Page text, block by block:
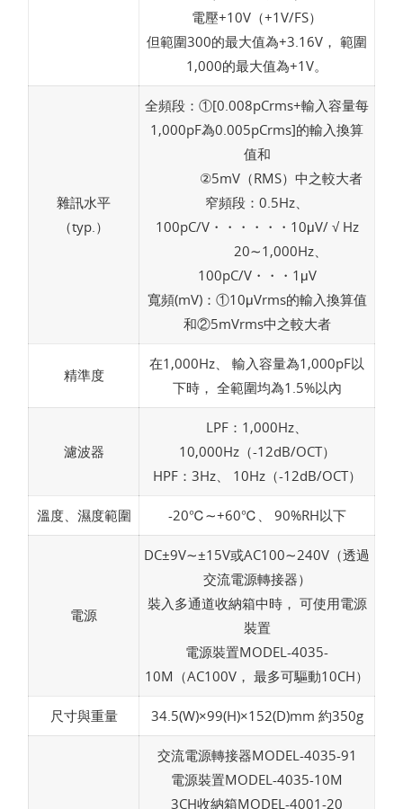
電壓+10V（+1V/FS）
但範圍300的最大值為+3.16V， 範圍
1,000的最大值為+1V。
雜訊水平
（typ.）
全頻段：①[0.008pCrms+輸入容量每
1,000pF為0.005pCrms]的輸入換算
值和
②5mV（RMS）中之較大者
窄頻段：0.5Hz、
100pC/V・・・・・・10μV/ √ Hz
20∼1,000Hz、
100pC/V・・・1μV
寬頻(mV)：①10μVrms的輸入換算值
和②5mVrms中之較大者
精準度
在1,000Hz、 輸入容量為1,000pF以
下時， 全範圍均為1.5%以內
濾波器
LPF：1,000Hz、
10,000Hz（-12dB/OCT）
HPF：3Hz、 10Hz（-12dB/OCT）
溫度、濕度範圍 -20℃∼+60℃、 90%RH以下
電源
DC±9V∼±15V或AC100∼240V（透過
交流電源轉接器）
裝入多通道收納箱中時， 可使用電源
裝置
電源裝置MODEL-4035-
10M（AC100V， 最多可驅動10CH）
尺寸與重量 34.5(W)×99(H)×152(D)mm 約350g
交流電源轉接器MODEL-4035-91
電源裝置MODEL-4035-10M
3CH收納箱MODEL-4001-20